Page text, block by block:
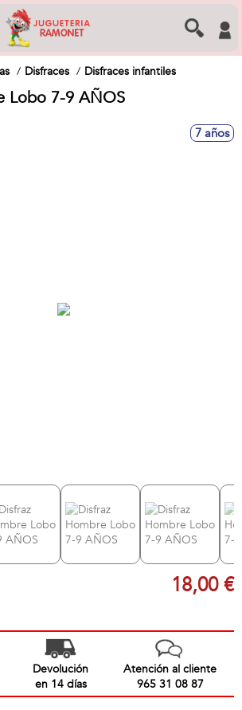
Disfraces Disfraces infantiles
Lobo 7-9 AÑOS
7 años
18,00 €
Devolución
en 14 días
Atención al cliente
965 31 08 87